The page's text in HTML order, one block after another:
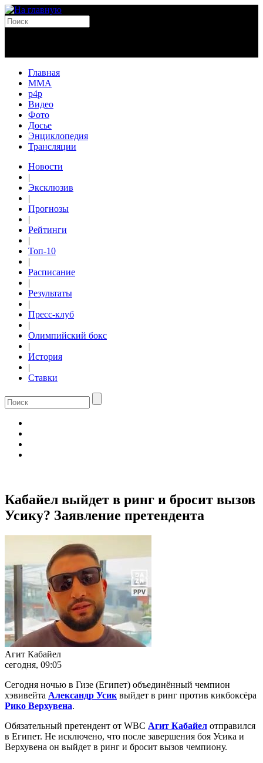
Главная
MMA
p4p
Видео
Фото
Досье
Энциклопедия
Трансляции
Новости
|
Эксклюзив
|
Прогнозы
|
Рейтинги
|
Топ-10
|
Расписание
|
Результаты
|
Пресс-клуб
|
Олимпийский бокс
|
История
|
Ставки
Кабайел выйдет в ринг и бросит вызов
Усику? Заявление претендента
Агит Кабайел
сегодня, 09:05
Сегодня ночью в Гизе (Египет) объединённый чемпион
хэвивейта Александр Усик выйдет в ринг против кикбоксёра
Рико Верхувена.
Обязательный претендент от WBC Агит Кабайел отправился
в Египет. Не исключено, что после завершения боя Усика и
Верхувена он выйдет в ринг и бросит вызов чемпиону.